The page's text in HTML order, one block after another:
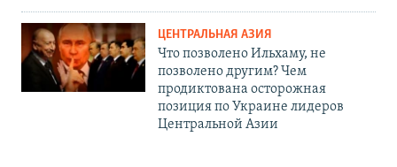
ЦЕНТРАЛЬНАЯ АЗИЯ
Что позволено Ильхаму, не
позволено другим? Чем
продиктована осторожная
позиция по Украине лидеров
Центральной Азии